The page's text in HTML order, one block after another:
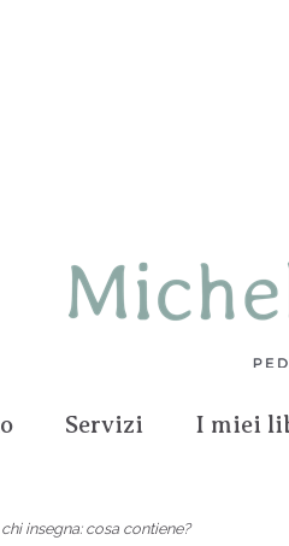
Servizi I miei
insegna: cosa contiene?